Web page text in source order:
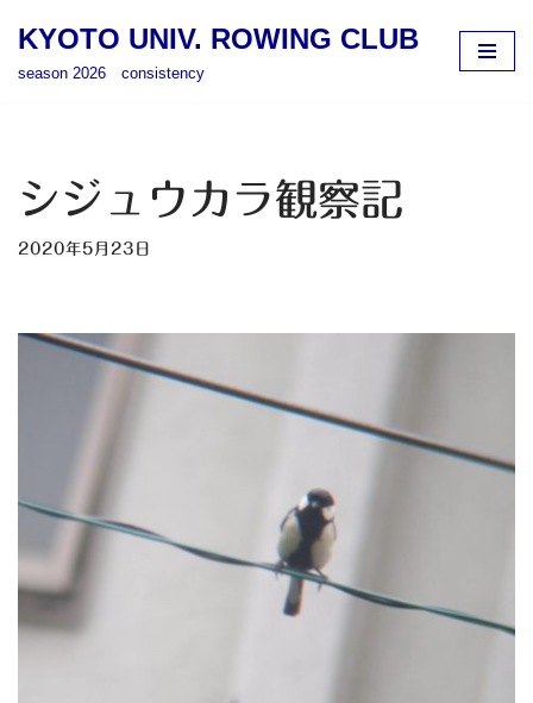
ツ
へ
KYOTO UNIV. ROWING CLUB
season 2026 consistency
シジュウカラ観察記
2020年5月23日